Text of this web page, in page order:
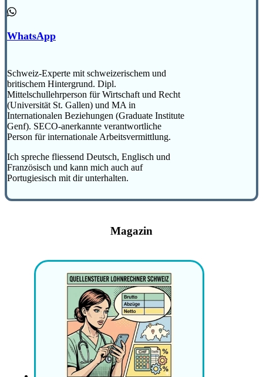
WhatsApp
Schweiz-Experte mit schweizerischem und
britischem Hintergrund. Dipl.
Mittelschullehrperson für Wirtschaft und Recht
(Universität St. Gallen) und MA in
Internationalen Beziehungen (Graduate Institute
Genf). SECO-anerkannte verantwortliche
Person für internationale Arbeitsvermittlung.
Ich spreche fliessend Deutsch, Englisch und
Französisch und kann mich auch auf
Portugiesisch mit dir unterhalten.
Magazin